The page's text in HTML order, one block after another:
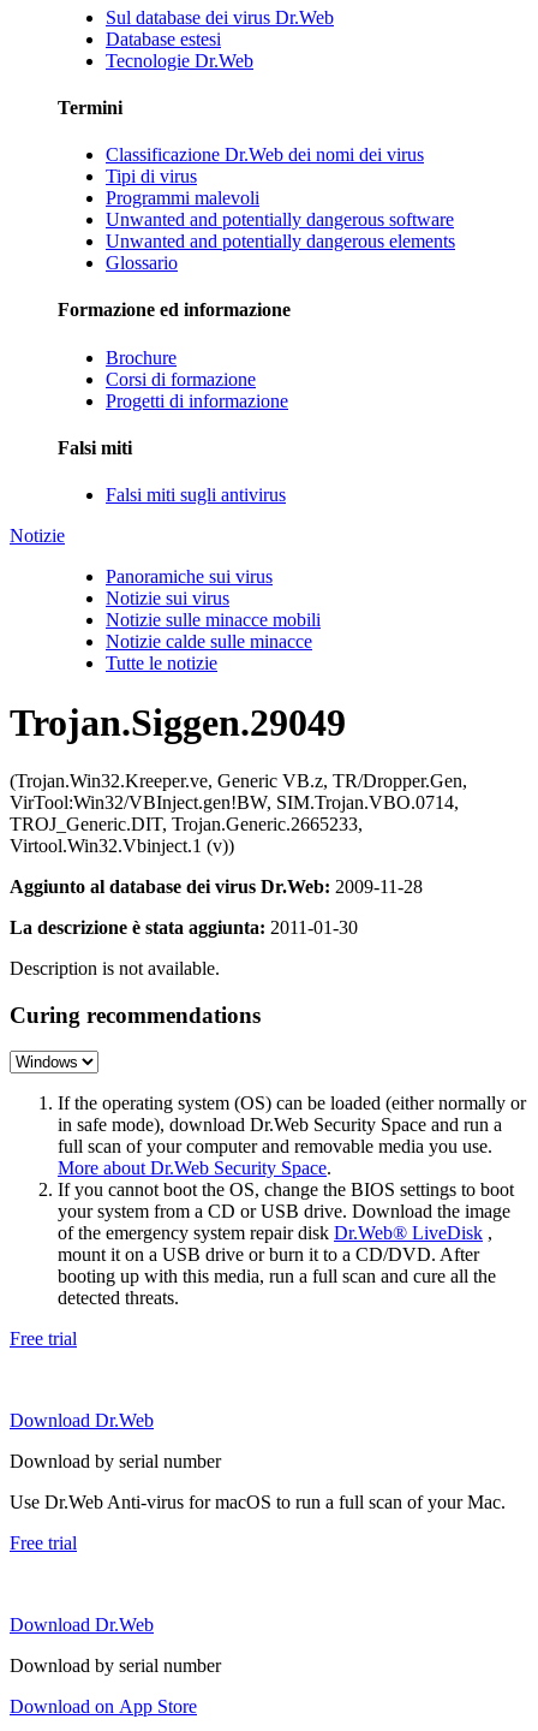
Sul database dei virus Dr.Web
Database estesi
Tecnologie Dr.Web
Termini
Classificazione Dr.Web dei nomi dei virus
Tipi di virus
Programmi malevoli
Unwanted and potentially dangerous software
Unwanted and potentially dangerous elements
Glossario
Formazione ed informazione
Brochure
Corsi di formazione
Progetti di informazione
Falsi miti
Falsi miti sugli antivirus
Notizie
Panoramiche sui virus
Notizie sui virus
Notizie sulle minacce mobili
Notizie calde sulle minacce
Tutte le notizie
Trojan.Siggen.29049
(Trojan.Win32.Kreeper.ve, Generic VB.z, TR/Dropper.Gen,
VirTool:Win32/VBInject.gen!BW, SIM.Trojan.VBO.0714,
TROJ_Generic.DIT, Trojan.Generic.2665233,
Virtool.Win32.Vbinject.1 (v))
Aggiunto al database dei virus Dr.Web: 2009-11-28
La descrizione è stata aggiunta: 2011-01-30
Description is not available.
Curing recommendations
If the operating system (OS) can be loaded (either normally or
in safe mode), download Dr.Web Security Space and run a
full scan of your computer and removable media you use.
More about Dr.Web Security Space.
If you cannot boot the OS, change the BIOS settings to boot
your system from a CD or USB drive. Download the image
of the emergency system repair disk Dr.Web® LiveDisk ,
mount it on a USB drive or burn it to a CD/DVD. After
booting up with this media, run a full scan and cure all the
detected threats.
Free trial
Download Dr.Web
Download by serial number
Use Dr.Web Anti-virus for macOS to run a full scan of your Mac.
Free trial
Download Dr.Web
Download by serial number
Download on App Store